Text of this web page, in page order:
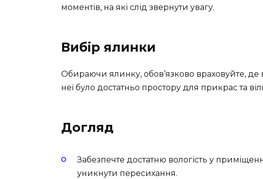
моментів, на які слід звернути увагу.
Вибір ялинки
Обираючи ялинку, обов’язково враховуйте,
неї було достатньо простору для прикрас та
Догляд
Забезпечте достатню вологість у
уникнути пересихання.